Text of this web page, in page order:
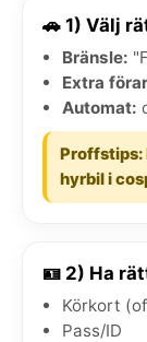
🚗 1) Välj
Bränsle:
Extra
Automat:
Proffstips:
hyrbil i
🪪 2) Ha
Körkort
Pass/ID